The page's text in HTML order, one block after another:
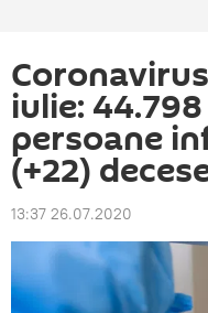
iulie:
persoane
(+22)
13:37 26.07.2020